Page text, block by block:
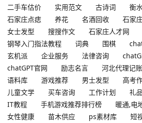
二手车估价
实用范文 古诗词
衡
石家庄点痣
养花 名酒回收
石家
女士发型
搜搜作文
石家庄人才网
钢琴入门指法教程
词典 围棋
玄机派
企业服务 法律咨询
chatGPT官网
励志名言 河北代理记
语料库
游戏推荐 男士发型 高考
儿童文学
买车咨询 工作计划 礼
IT教程
手机游戏推荐排行榜
暖通,电
女性健康
苗木供应 ps素材库
短